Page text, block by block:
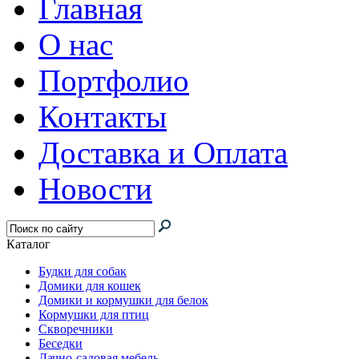
Главная
О нас
Портфолио
Контакты
Доставка и Оплата
Новости
Каталог
Будки для собак
Домики для кошек
Домики и кормушки для белок
Кормушки для птиц
Скворечники
Беседки